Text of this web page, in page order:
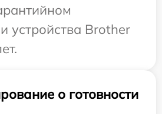
устройства Brother
о готовности